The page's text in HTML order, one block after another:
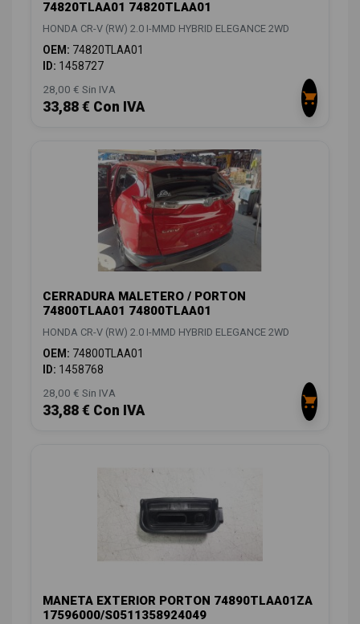
74820TLAA01 74820TLAA01
HONDA CR-V (RW) 2.0 I-MMD HYBRID ELEGANCE 2WD
OEM: 74820TLAA01
ID: 1458727
28,00 € Sin IVA
33,88 € Con IVA
CERRADURA MALETERO / PORTON
74800TLAA01 74800TLAA01
HONDA CR-V (RW) 2.0 I-MMD HYBRID ELEGANCE 2WD
OEM: 74800TLAA01
ID: 1458768
28,00 € Sin IVA
33,88 € Con IVA
MANETA EXTERIOR PORTON 74890TLAA01ZA
17596000/S0511358924049